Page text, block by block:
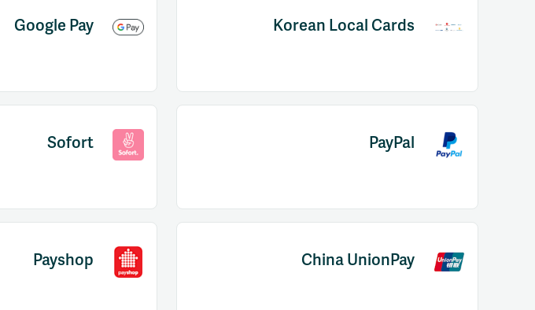
Korean Local Cards
Google Pay
PayPal
Sofort
China UnionPay
Payshop